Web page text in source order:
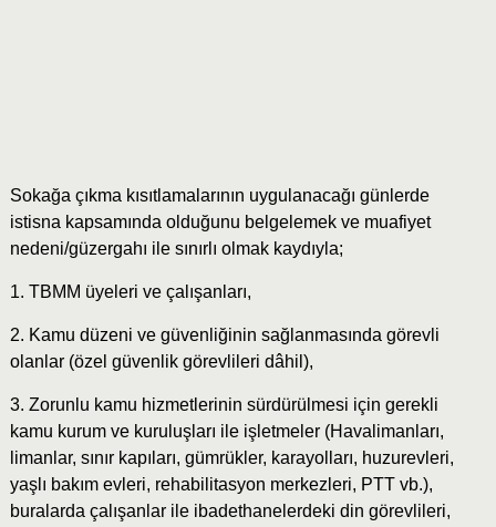
Sokağa çıkma kısıtlamalarının uygulanacağı günlerde
istisna kapsamında olduğunu belgelemek ve muafiyet
nedeni/güzergahı ile sınırlı olmak kaydıyla;
1. TBMM üyeleri ve çalışanları,
2. Kamu düzeni ve güvenliğinin sağlanmasında görevli
olanlar (özel güvenlik görevlileri dâhil),
3. Zorunlu kamu hizmetlerinin sürdürülmesi için gerekli
kamu kurum ve kuruluşları ile işletmeler (Havalimanları,
limanlar, sınır kapıları, gümrükler, karayolları, huzurevleri,
yaşlı bakım evleri, rehabilitasyon merkezleri, PTT vb.),
buralarda çalışanlar ile ibadethanelerdeki din görevlileri,